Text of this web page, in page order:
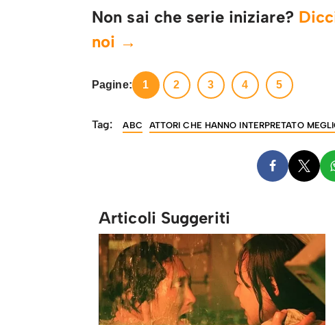
Non sai che serie iniziare?
noi →
Pagine: 1 2 3 4 5
Tag: ABC ATTORI CHE HANNO INTERPRETATO
Articoli Suggeriti